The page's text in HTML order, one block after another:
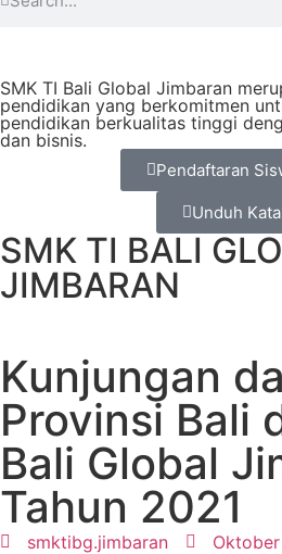
SMK TI Bali Global Jimbaran
pendidikan yang berkomitmen
pendidikan berkualitas tinggi
dan bisnis.
Pendaftaran
Unduh
SMK TI BALI
JIMBARAN
Kunjungan
Provinsi Bali
Bali Global
Tahun 2021
smktibg.jimbaran